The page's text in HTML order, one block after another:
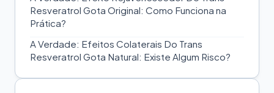
Resveratrol Gota Original: Como Funciona na
Prática?
A Verdade: Efeitos Colaterais Do Trans
Resveratrol Gota Natural: Existe Algum Risco?